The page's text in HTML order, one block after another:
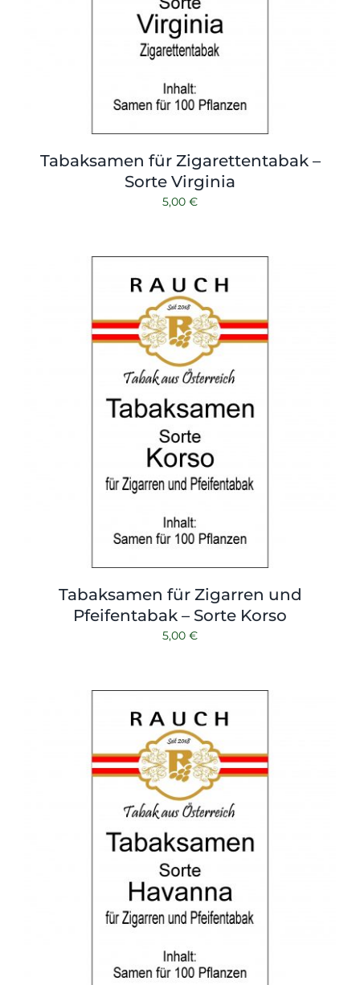
Tabaksamen für Zigarettentabak –
Sorte Virginia
5,00 €
Tabaksamen für Zigarren und
Pfeifentabak – Sorte Korso
5,00 €